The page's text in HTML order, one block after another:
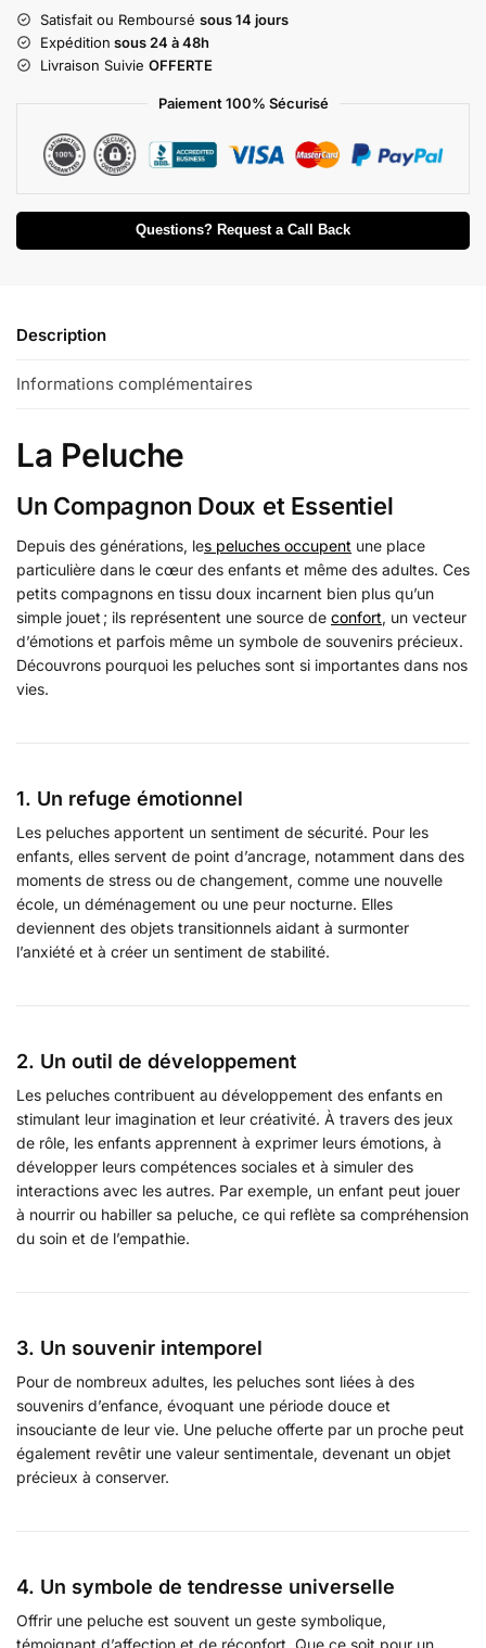
Satisfait ou Remboursé sous 14 jours
Expédition sous 24 à 48h
Livraison Suivie OFFERTE
Paiement 100% Sécurisé
Questions? Request a Call Back
Description
Informations complémentaires
La Peluche
Un Compagnon Doux et Essentiel
Depuis des générations, les peluches occupent une place
particulière dans le cœur des enfants et même des adultes. Ces
petits compagnons en tissu doux incarnent bien plus qu’un
simple jouet ; ils représentent une source de confort, un vecteur
d’émotions et parfois même un symbole de souvenirs précieux.
Découvrons pourquoi les peluches sont si importantes dans nos
vies.
1. Un refuge émotionnel
Les peluches apportent un sentiment de sécurité. Pour les
enfants, elles servent de point d’ancrage, notamment dans des
moments de stress ou de changement, comme une nouvelle
école, un déménagement ou une peur nocturne. Elles
deviennent des objets transitionnels aidant à surmonter
l’anxiété et à créer un sentiment de stabilité.
2. Un outil de développement
Les peluches contribuent au développement des enfants en
stimulant leur imagination et leur créativité. À travers des jeux
de rôle, les enfants apprennent à exprimer leurs émotions, à
développer leurs compétences sociales et à simuler des
interactions avec les autres. Par exemple, un enfant peut jouer
à nourrir ou habiller sa peluche, ce qui reflète sa compréhension
du soin et de l’empathie.
3. Un souvenir intemporel
Pour de nombreux adultes, les peluches sont liées à des
souvenirs d’enfance, évoquant une période douce et
insouciante de leur vie. Une peluche offerte par un proche peut
également revêtir une valeur sentimentale, devenant un objet
précieux à conserver.
4. Un symbole de tendresse universelle
Offrir une peluche est souvent un geste symbolique,